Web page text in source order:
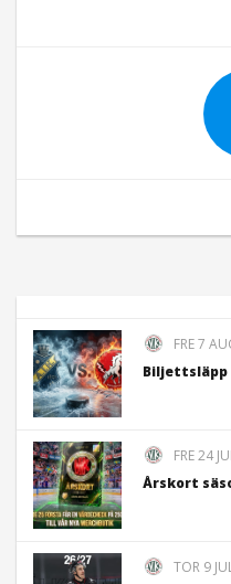
FRE 7
Biljettsläpp
FRE 24
Årskort
TOR 9